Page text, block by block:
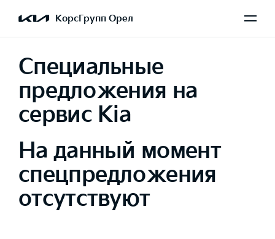
КорсГрупп Орел
Специальные
предложения на
сервис Kia
На данный момент
спецпредложения
отсутствуют